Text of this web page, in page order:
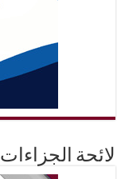
لائحة الجزاءات